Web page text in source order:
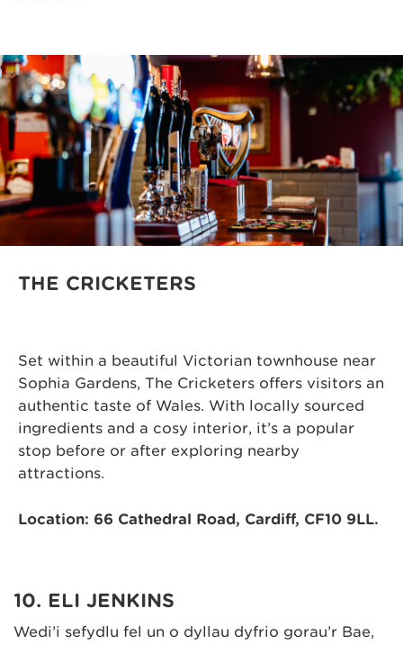
THE CRICKETERS
Set within a beautiful Victorian townhouse near
Sophia Gardens, The Cricketers offers visitors an
authentic taste of Wales. With locally sourced
ingredients and a cosy interior, it’s a popular
stop before or after exploring nearby
attractions.
Location: 66 Cathedral Road, Cardiff, CF10 9LL.
10. ELI JENKINS
Wedi’i sefydlu fel un o dyllau dyfrio gorau’r Bae,